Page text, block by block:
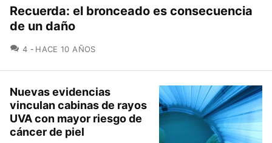
Recuerda: el bronceado es consecuencia
de un daño
4 COMENTARIOS
HACE 10 AÑOS
Nuevas evidencias
vinculan cabinas de rayos
UVA con mayor riesgo de
cáncer de piel